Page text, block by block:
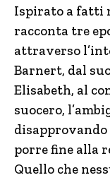
Ispirato a fatti
racconta tre
attraverso
Barnert, dal
Elisabeth, al
suocero,
disapprovando
porre fine alla
Quello che